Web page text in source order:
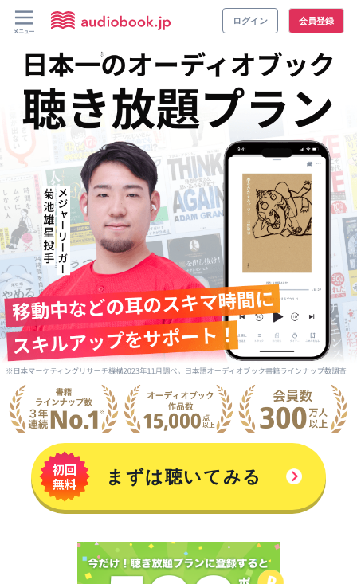
ログイン 会員登録
まずは聴いてみる